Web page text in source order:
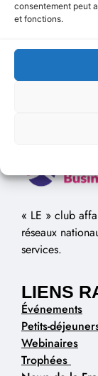
consentement peut
et fonctions.
Aucune
« LE » club
réseaux
services.
LIENS
Événements
Petits-
Webinaires
Trophées